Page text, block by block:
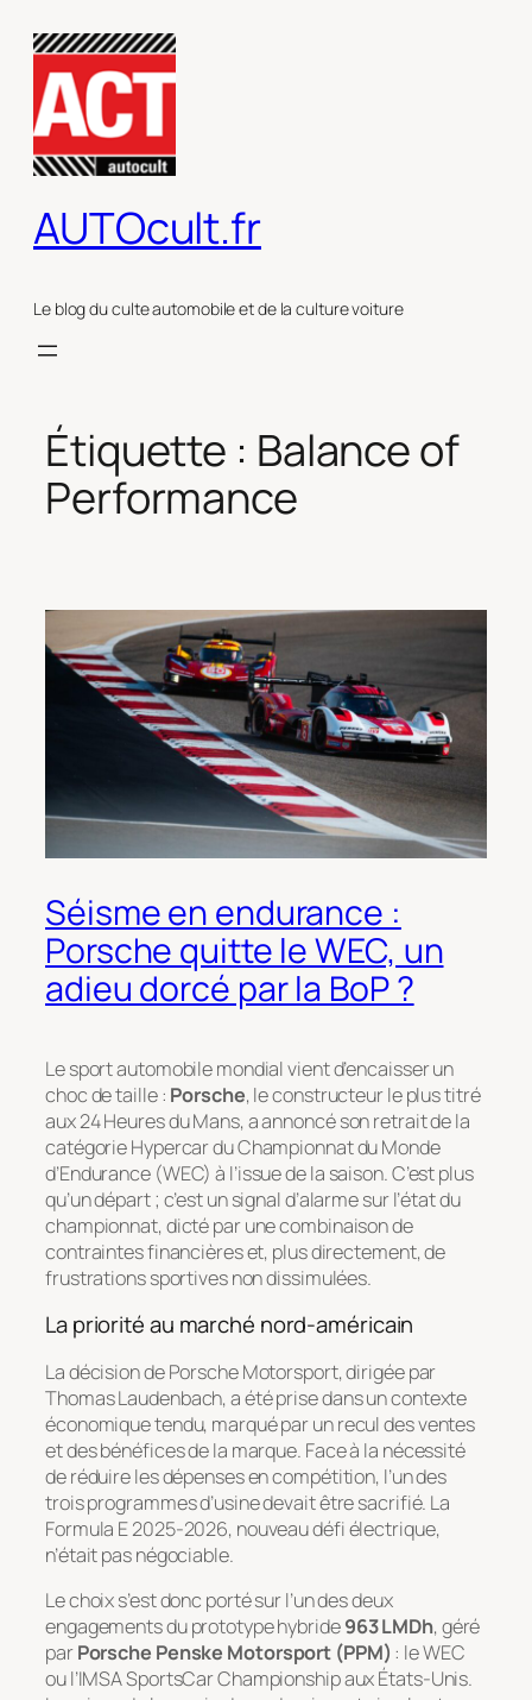
contenu
AUTOcult.fr
Le blog du culte automobile et de la culture voiture
Étiquette : Balance of
Performance
Séisme en endurance :
Porsche quitte le WEC, un
adieu dorcé par la BoP ?
Le sport automobile mondial vient d’encaisser un
choc de taille : Porsche, le constructeur le plus titré
aux 24 Heures du Mans, a annoncé son retrait de la
catégorie Hypercar du Championnat du Monde
d’Endurance (WEC) à l’issue de la saison. C’est plus
qu’un départ ; c’est un signal d’alarme sur l’état du
championnat, dicté par une combinaison de
contraintes financières et, plus directement, de
frustrations sportives non dissimulées.
La priorité au marché nord-américain
La décision de Porsche Motorsport, dirigée par
Thomas Laudenbach, a été prise dans un contexte
économique tendu, marqué par un recul des ventes
et des bénéfices de la marque. Face à la nécessité
de réduire les dépenses en compétition, l’un des
trois programmes d’usine devait être sacrifié. La
Formula E 2025-2026, nouveau défi électrique,
n’était pas négociable.
Le choix s’est donc porté sur l’un des deux
engagements du prototype hybride963 LMDh, géré
parPorsche Penske Motorsport (PPM) : le WEC
ou l’IMSA SportsCar Championship aux États-Unis.